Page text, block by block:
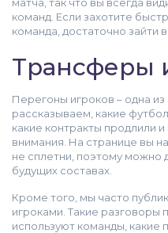
команд. Если захотите
команда, достаточно зайти
Трансферы
Перегоны игроков – одна
рассказываем, какие
какие контракты продлили
внимания. На странице вы
не сплетни, поэтому можно
будущих составах.
Кроме того, мы часто
игроками. Такие разговоры
используют команды,